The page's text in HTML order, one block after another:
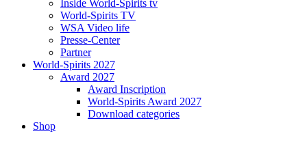
Inside World-Spirits tv
World-Spirits TV
WSA Video life
Presse-Center
Partner
World-Spirits 2027
Award 2027
Award Inscription
World-Spirits Award 2027
Download categories
Shop